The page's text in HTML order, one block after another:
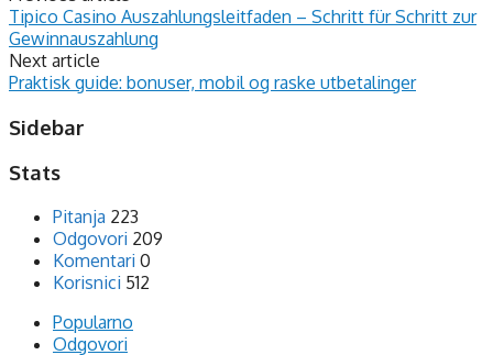
Tipico Casino Auszahlungsleitfaden – Schritt für Schritt zur
Gewinnauszahlung
Next article
Praktisk guide: bonuser, mobil og raske utbetalinger
Sidebar
Stats
Pitanja 223
Odgovori 209
Komentari 0
Korisnici 512
Popularno
Odgovori